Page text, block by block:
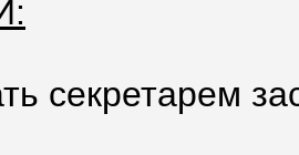
секретарем